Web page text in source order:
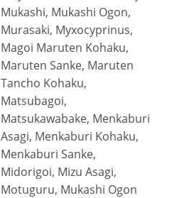
Mukashi, Mukashi Ogon,
Murasaki, Myxocyprinus,
Magoi Maruten Kohaku,
Maruten Sanke, Maruten
Tancho Kohaku,
Matsubagoi,
Matsukawabake, Menkaburi
Asagi, Menkaburi Kohaku,
Menkaburi Sanke,
Midorigoi, Mizu Asagi,
Motuguru, Mukashi Ogon